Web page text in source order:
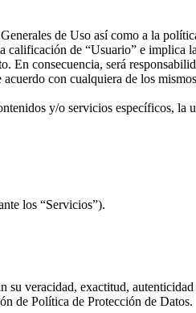
de Uso así como a la
de “Usuario” e implica
En consecuencia, será
con cualquiera de los
y/o servicios específicos, la
los “Servicios”).
su veracidad, exactitud,
de Política de Protección de Datos.